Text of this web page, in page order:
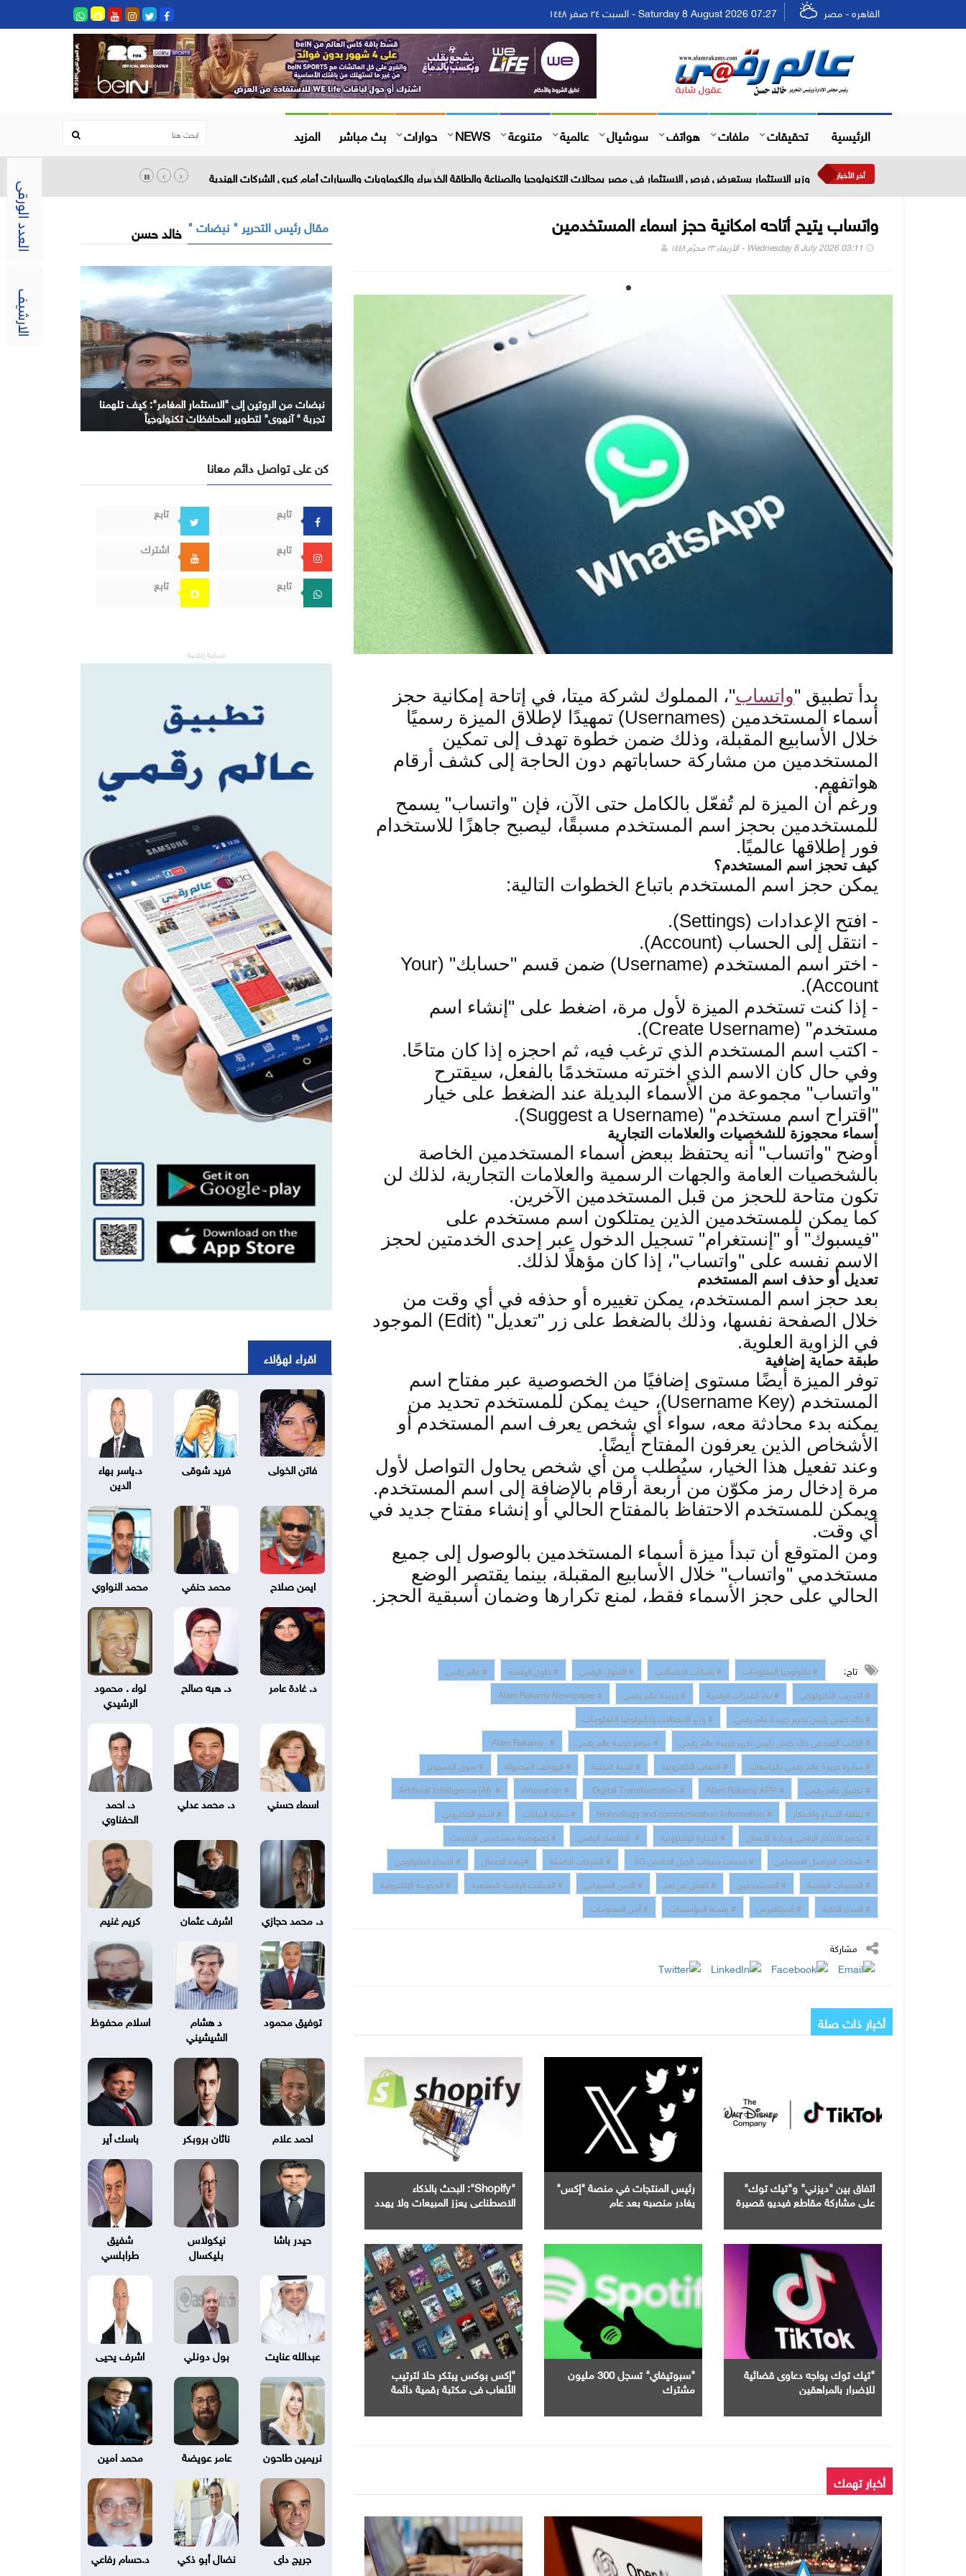
العدد الورقى
الارشيف
القاهره - مصر Saturday 8 August 2026 07:27 - السبت ٢٤ صفر ١٤٤٨
الرئيسية تحقيقات ملفات هواتف سوشيال عالمية متنوعة NEWS حوارات بث مباشر المزيد
أخر الأخبار وزير الاستثمار يستعرض فرص الاستثمار في مصر بمجالات التكنولوجيا والصناعة والطاقة الخضراء والكيماويات والسيارات أمام كبرى الشركات الهندية
واتساب يتيح أتاحه امكانية حجز اسماء المستخدمين
Wednesday 8 July 2026 03:11 - الأربعاء ٢٣ محرّم ١٤٤٨
بدأ تطبيق "واتساب"، المملوك لشركة ميتا، في إتاحة إمكانية حجز
أسماء المستخدمين (Usernames)
تمهيدًا لإطلاق الميزة رسميًا
خلال الأسابيع المقبلة، وذلك ضمن خطوة تهدف إلى تمكين
المستخدمين من مشاركة حساباتهم دون الحاجة إلى كشف أرقام
هواتفهم.
ورغم أن الميزة لم تُفعّل بالكامل حتى الآن، فإن "واتساب" يسمح
للمستخدمين بحجز اسم المستخدم مسبقًا، ليصبح جاهزًا للاستخدام
فور إطلاقها عالميًا.
كيف تحجز اسم المستخدم؟
يمكن حجز اسم المستخدم باتباع الخطوات التالية:
- افتح الإعدادات (Settings).
-
انتقل إلى الحساب (Account).
- اختر اسم المستخدم (Username) ضمن قسم "حسابك
" (Your
Account).
-
إذا كنت تستخدم الميزة لأول مرة، اضغط على "إنشاء اسم
مستخدم" (Create Username).
- اكتب اسم المستخدم الذي ترغب فيه، ثم احجزه إذا كان متاحًا.
وفي حال كان الاسم الذي اخترته مستخدمًا بالفعل، سيقترح
"واتساب" مجموعة من الأسماء البديلة عند الضغط على خيار
"اقتراح اسم مستخدم" (Suggest a Username).
أسماء محجوزة للشخصيات والعلامات التجارية
أوضح "واتساب" أنه يحتفظ ببعض أسماء المستخدمين الخاصة
بالشخصيات العامة والجهات الرسمية والعلامات التجارية، لذلك لن
تكون متاحة للحجز من قبل المستخدمين الآخرين.
كما يمكن للمستخدمين الذين يمتلكون اسم مستخدم على
"فيسبوك" أو "إنستغرام" تسجيل الدخول عبر إحدى الخدمتين لحجز
الاسم نفسه على "واتساب"، إذا كان مؤهلًا لذلك.
تعديل أو حذف اسم المستخدم
بعد حجز اسم المستخدم، يمكن تغييره أو حذفه في أي وقت من
خلال الصفحة نفسها، وذلك بالضغط على زر "تعديل" (Edit)
الموجود
في الزاوية العلوية.
طبقة حماية إضافية
توفر الميزة أيضًا مستوى إضافيًا من الخصوصية عبر مفتاح اسم
المستخدم (Usernam
e Key)
، حيث يمكن للمستخدم تحديد من
يمكنه بدء محادثة معه، سواء أي شخص يعرف اسم المستخدم أو
الأشخاص الذين يعرفون المفتاح أيضًا.
وعند تفعيل هذا الخيار، سيُطلب من أي شخص يحاول التواصل لأول
مرة إدخال رمز مكوّن من أربعة أرقام بالإضافة إلى اسم المستخدم.
ويمكن للمستخدم الاحتفاظ بالمفتاح الحالي أو إنشاء مفتاح جديد في
أي وقت.
ومن المتوقع أن تبدأ ميزة أسماء المستخدمين بالوصول إلى جميع
مستخدمي "واتساب" خلال الأسابيع المقبلة، بينما يقتصر الوضع
الحالي على حجز الأسماء فقط، لمنع تكرارها وضمان أسبقية الحجز .
تاج: # تكنولوجيا المعلومات # شبكات الاتصالات # التحول الرقمي # حلول الرقمنة
# عالم رقمي
# التدريب التكنولوجي
# بناء القدرات الرقمية # جريدة عالم رقمي
# Alam Rakamy Newspaper
# خالد حسن رئيس تحرير جريدة عالم رقمي
# وزير الاتصالات وتكنولوجيا المعلومات
# الكاتب الصحفي خالد حسن رئيس تحرير جريدة عالم رقمي
# موقع جريدة عالم رقمي
# Alam Rakamy
# مبادرة جريدة عالم رقمي بالجامعات
# الالعاب الالكترونية # البنية التحتية # الهواتف المحمولة
# سوق الكمبيوتر
# تطبيق عالم رقمي
# Alam Rakamy APP
# Digital Transformation
# innovation
# Artificial Intelligence (AI)
# ثقافة الابداع والابتكار
# technology and communication Information # حماية البيانات
# الدفع الالكتروني
# تحفيز الابتكار الرقمي وريادة الأعمال
# التجارة الإلكترونية # الاقتصاد الرقمي
# خصوصية مستخدمى الانترنت
# شبكات التواصل الاجتماعي
# خدمات شبكات الجيل الخامس 5G # الشركات الناشئة #ريادة الاعمال
# الابداع التكنولوجي
# المنصات الرقمية
# المستخدمين # العمل عن بعد # الامن السبيراني # العملات الرقمية المشفرة
# الحكومة الإلكترونية
# المدن الذكية
# الميتافيرس # رقمنة المؤسسات # أمن المعلومات
مشاركة
أخبار ذات صلة
اتفاق بين "ديزني" و"تيك توك"
على مشاركة مقاطع فيديو قصيرة
رئيس المنتجات في منصة "إكس"
يغادر منصبه بعد عام
"Shopify": البحث بالذكاء
الاصطناعي يعزز المبيعات ولا يهدد
"تيك توك يواجه دعاوى قضائية
للإضرار بالمراهقين
"سبوتيفاي" تسجل 300 مليون
مشترك
"إكس بوكس يبتكر حلا لترتيب
الألعاب في مكتبة رقمية دائمة
أخبار تهمك
مقال رئيس التحرير " نبضات " خالد حسن
نبضات من الروتين إلى "الاستثمار المغامر": كيف تلهمنا
تجربة " آنهوي" لتطوير المحافظات تكنولوجياً
كن على تواصل دائم معانا
تابع
تابع
تابع
اشترك
تابع
تابع
مساحة إعلانية
اقراء لهؤلاء
فاتن الخولى فريد شوقى
د.ياسر بهاء
الدين
ايمن صلاح محمد حنفي محمد النواوي
د. غادة عامر د. هبه صالح
لواء . محمود
الرشيدي
اسماء حسني د. محمد عدلي
د. احمد
الحفناوي
د. محمد حجازي اشرف عثمان كريم غنيم
توفيق محمود
د هشام
الشيشيني
اسلام محفوظ
احمد علام ناثان بروبكر باسك أير
حيدر باشا
نيكولاس
بليكسال
شفيق
طرابلسي
عبدالله عنايت بول دونلي اشرف يحيى
نريمين طاحون عامر عويضة محمد امين
جريج داى نضال أبو ذكي د.حسام رفاعي